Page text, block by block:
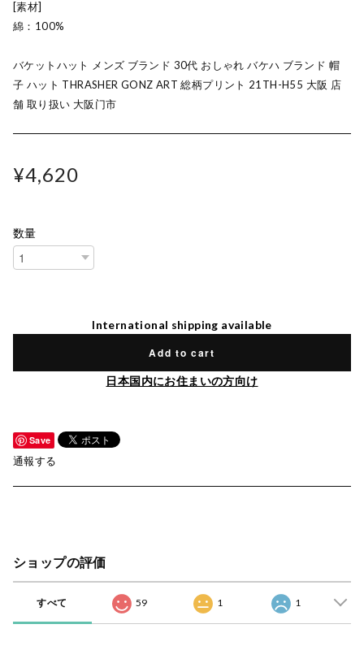
[素材]
綿：100%
バケットハット メンズ ブランド 30代 おしゃれ バケハ ブランド 帽
子 ハット THRASHER GONZ ART 総柄プリント 21TH-H55 大阪 店
舗 取り扱い 大阪门市
¥4,620
数量
International shipping available
Add to cart
日本国内にお住まいの方向け
Save
通報する
ショップの評価
すべて 59 1 1